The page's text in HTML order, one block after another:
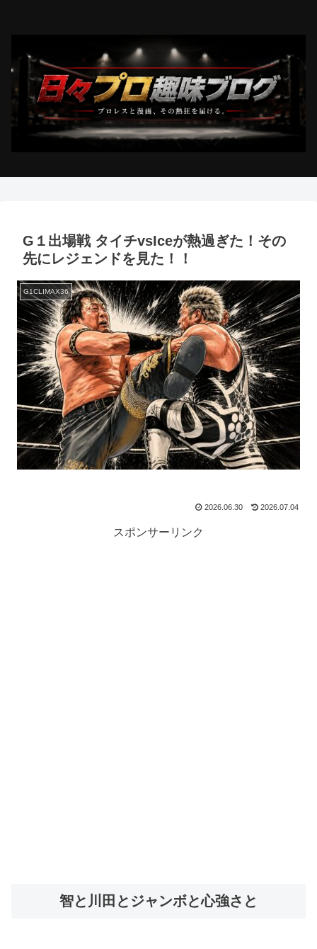
G１出場戦 タイチvsIceが熱過ぎた！その
先にレジェンドを見た！！
G1CLIMAX36
2026.06.30 2026.07.04
スポンサーリンク
智と川田とジャンボと心強さ と